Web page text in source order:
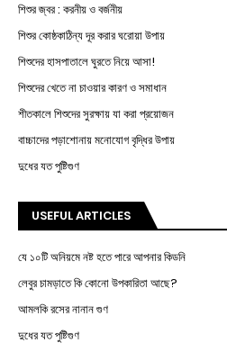
শিশুর জ্বর : করনীয় ও বর্জনীয়
শিশুর কোষ্ঠকাঠিন্য দূর করার ঘরোয়া উপায়
শিশুদের হাসপাতালে ঘুরতে নিয়ে আসা!
শিশুদের খেতে না চাওয়ার কারণ ও সমাধান
শীতকালে শিশুদের সুরক্ষায় যা করা প্রয়োজন
বাচ্চাদের পড়াশোনায় মনোযোগ বৃদ্ধির উপায়
দুধের যত পুষ্টিগুণ
USEFUL ARTICLES
যে ১০টি অনিয়মে নষ্ট হতে পারে আপনার কিডনি
লেবুর চামড়াতে কি কোনো উপকারিতা আছে?
আমলকি রসের নানান গুণ
দুধের যত পুষ্টিগুণ